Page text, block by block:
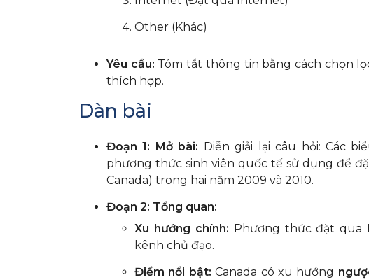
Other (Khác)
Yêu cầu: Tóm tắt thông tin bằng cách chọn
thích hợp.
Dàn bài
Đoạn 1: Mở bài: Diễn giải lại câu hỏi: Các
phương thức sinh viên quốc tế sử dụng để
Canada) trong hai năm 2009 và 2010.
Đoạn 2: Tổng quan:
Xu hướng chính: Phương thức đặt
kênh chủ đạo.
Điểm nổi bật: Canada có xu hướng